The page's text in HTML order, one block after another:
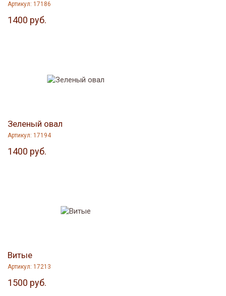
Артикул: 17186
1400 руб.
Зеленый овал
Артикул: 17194
1400 руб.
Витые
Артикул: 17213
1500 руб.